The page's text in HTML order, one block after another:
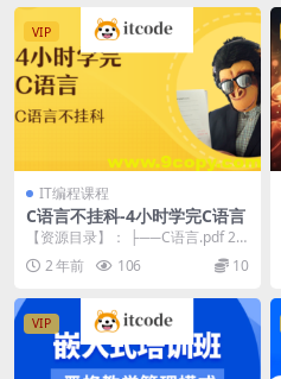
VIP
IT编程课程
C语言不挂科-4小时学完C语言
【资源目录】： ├──C语言.pdf 2.5
4M ├──课时1 C语言的基本语句...
2 年前 106 10
VIP